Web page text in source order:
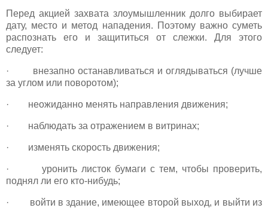
Перед акцией захвата злоумышленник долго выбирает
дату, место и метод нападения. Поэтому важно суметь
распознать его и защититься от слежки. Для этого
следует:
· внезапно останавливаться и оглядываться (лучше
за углом или поворотом);
· неожиданно менять направления движения;
· наблюдать за отражением в витринах;
· изменять скорость движения;
· уронить листок бумаги с тем, чтобы проверить,
поднял ли его кто-нибудь;
· войти в здание, имеющее второй выход, и выйти из